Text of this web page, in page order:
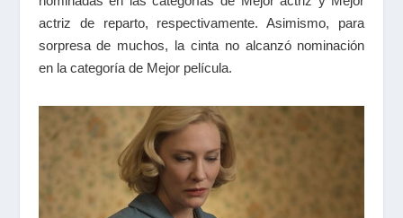
actriz de reparto, respectivamente. Asimismo, para
sorpresa de muchos, la cinta no alcanzó nominación
en la categoría de Mejor película.